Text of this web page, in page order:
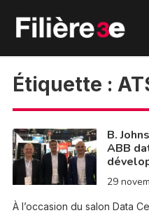
Étiquette :
B.
ABB
29
À l’occasion du salon Data